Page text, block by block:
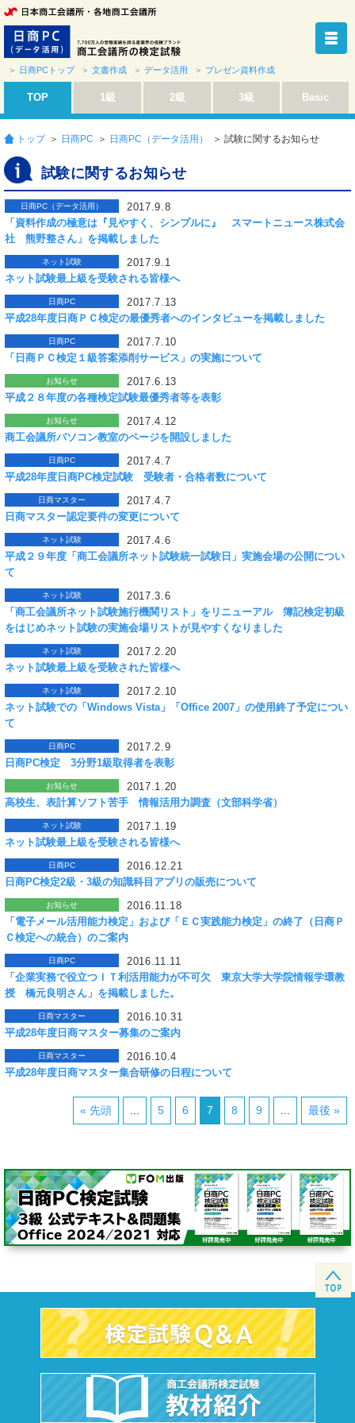
＞ 日商PCトップ ＞ 文書作成 ＞ データ活用 ＞ プレゼン資料作成
TOP 1級 2級 3級 Basic
トップ ＞ 日商PC ＞ 日商PC（データ活用） ＞ 試験に関するお知らせ
試験に関するお知らせ
日商PC（データ活用）
2017.9.8
「資料作成の極意は『見やすく、シンプルに』 スマートニュース株式会
社 熊野整さん」を掲載しました
ネット試験
2017.9.1
ネット試験最上級を受験される皆様へ
日商PC
2017.7.13
平成28年度日商ＰＣ検定の最優秀者へのインタビューを掲載しました
日商PC
2017.7.10
「日商ＰＣ検定１級答案添削サービス」の実施について
お知らせ
2017.6.13
平成２８年度の各種検定試験最優秀者等を表彰
お知らせ
2017.4.12
商工会議所パソコン教室のページを開設しました
日商PC
2017.4.7
平成28年度日商PC検定試験 受験者・合格者数について
日商マスター
2017.4.7
日商マスター認定要件の変更について
ネット試験
2017.4.6
平成２９年度「商工会議所ネット試験統一試験日」実施会場の公開につい
て
ネット試験
2017.3.6
「商工会議所ネット試験施行機関リスト」をリニューアル 簿記検定初級
をはじめネット試験の実施会場リストが見やすくなりました
ネット試験
2017.2.20
ネット試験最上級を受験された皆様へ
ネット試験
2017.2.10
ネット試験での「Windows Vista」「Office 2007」の使用終了予定につい
て
日商PC
2017.2.9
日商PC検定 3分野1級取得者を表彰
お知らせ
2017.1.20
高校生、表計算ソフト苦手 情報活用力調査（文部科学省）
ネット試験
2017.1.19
ネット試験最上級を受験される皆様へ
日商PC
2016.12.21
日商PC検定2級・3級の知識科目アプリの販売について
お知らせ
2016.11.18
「電子メール活用能力検定」および「ＥＣ実践能力検定」の終了（日商Ｐ
Ｃ検定への統合）のご案内
日商PC
2016.11.11
「企業実務で役立つＩＴ利活用能力が不可欠 東京大学大学院情報学環教
授 橋元良明さん」を掲載しました。
日商マスター
2016.10.31
平成28年度日商マスター募集のご案内
日商マスター
2016.10.4
平成28年度日商マスター集合研修の日程について
« 先頭 5 6 7 8 9 最後 »